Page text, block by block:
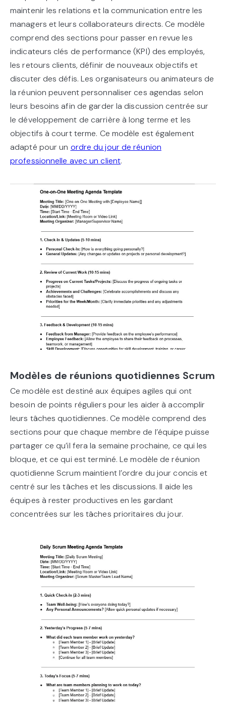
maintenir les relations et la communication entre les
managers et leurs collaborateurs directs. Ce modèle
comprend des sections pour passer en revue les
indicateurs clés de performance (KPI) des employés,
les retours clients, définir de nouveaux objectifs et
discuter des défis. Les organisateurs ou animateurs de
la réunion peuvent personnaliser ces agendas selon
leurs besoins afin de garder la discussion centrée sur
le développement de carrière à long terme et les
objectifs à court terme. Ce modèle est également
adapté pour un ordre du jour de réunion
professionnelle avec un client.
Modèles de réunions quotidiennes Scrum
Ce modèle est destiné aux équipes agiles qui ont
besoin de points réguliers pour les aider à accomplir
leurs tâches quotidiennes. Ce modèle comprend des
sections pour que chaque membre de l’équipe puisse
partager ce qu’il fera la semaine prochaine, ce qui les
bloque, et ce qui est terminé. Le modèle de réunion
quotidienne Scrum maintient l’ordre du jour concis et
centré sur les tâches et les discussions. Il aide les
équipes à rester productives en les gardant
concentrées sur les tâches prioritaires du jour.